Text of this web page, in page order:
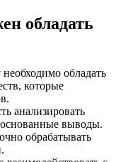
обладать
обладать
которые
анализировать
выводы.
обрабатывать